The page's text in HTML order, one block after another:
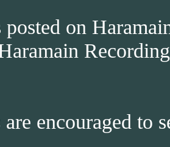
posted on
encouraged to